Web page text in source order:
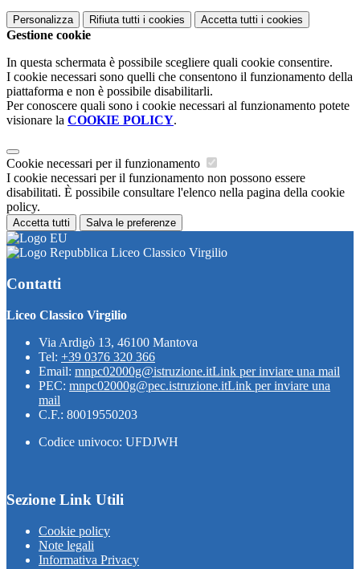
Personalizza Rifiuta tutti i cookies Accetta tutti i cookies
Gestione cookie
In questa schermata è possibile scegliere quali cookie consentire.
I cookie necessari sono quelli che consentono il funzionamento della
piattaforma e non è possibile disabilitarli.
Per conoscere quali sono i cookie necessari al funzionamento potete
visionare la COOKIE POLICY.
Cookie necessari per il funzionamento
I cookie necessari per il funzionamento non possono essere
disabilitati. È possibile consultare l'elenco nella pagina della cookie
policy.
Accetta tutti Salva le preferenze
Liceo Classico Virgilio
Contatti
Liceo Classico Virgilio
Via Ardigò 13, 46100 Mantova
Tel: +39 0376 320 366
Email: mnpc02000g@istruzione.itLink per inviare una mail
PEC: mnpc02000g@pec.istruzione.itLink per inviare una
mail
C.F.: 80019550203
Codice univoco: UFDJWH
Sezione Link Utili
Cookie policy
Note legali
Informativa Privacy